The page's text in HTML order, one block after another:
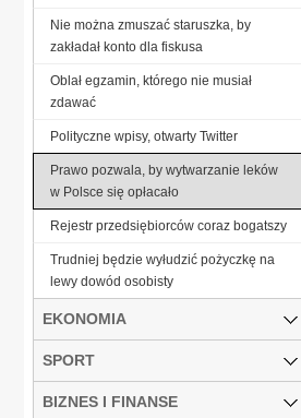
Nie można zmuszać staruszka, by
zakładał konto dla fiskusa
Oblał egzamin, którego nie musiał
zdawać
Polityczne wpisy, otwarty Twitter
Prawo pozwala, by wytwarzanie leków
w Polsce się opłacało
Rejestr przedsiębiorców coraz bogatszy
Trudniej będzie wyłudzić pożyczkę na
lewy dowód osobisty
EKONOMIA
SPORT
BIZNES I FINANSE